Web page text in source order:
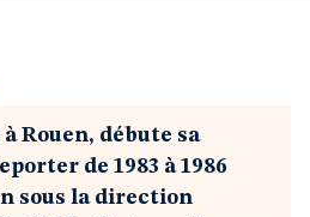
revue
à Rouen, débute sa
de 1983 à 1986
sous la direction